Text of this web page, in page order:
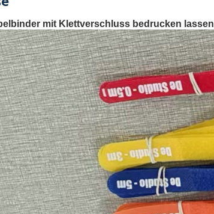
mit Klettverschluss bedrucken lassen